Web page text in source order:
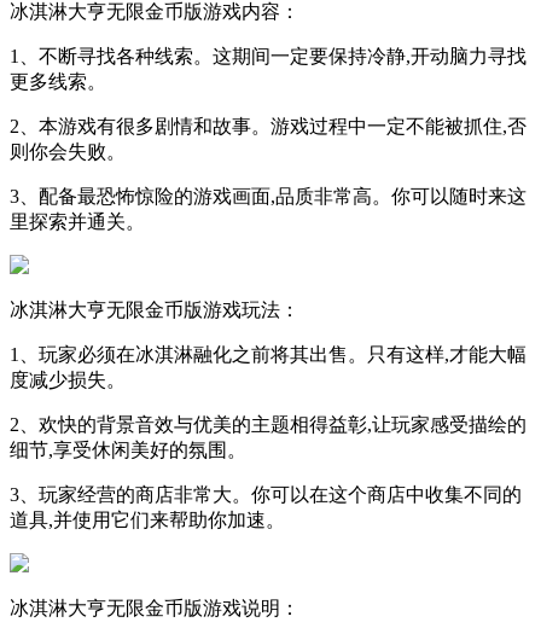
冰淇淋大亨无限金币版游戏内容：
1、不断寻找各种线索。这期间一定要保持冷静,开动脑力寻找
更多线索。
2、本游戏有很多剧情和故事。游戏过程中一定不能被抓住,否
则你会失败。
3、配备最恐怖惊险的游戏画面,品质非常高。你可以随时来这
里探索并通关。
冰淇淋大亨无限金币版游戏玩法：
1、玩家必须在冰淇淋融化之前将其出售。只有这样,才能大幅
度减少损失。
2、欢快的背景音效与优美的主题相得益彰,让玩家感受描绘的
细节,享受休闲美好的氛围。
3、玩家经营的商店非常大。你可以在这个商店中收集不同的
道具,并使用它们来帮助你加速。
冰淇淋大亨无限金币版游戏说明：